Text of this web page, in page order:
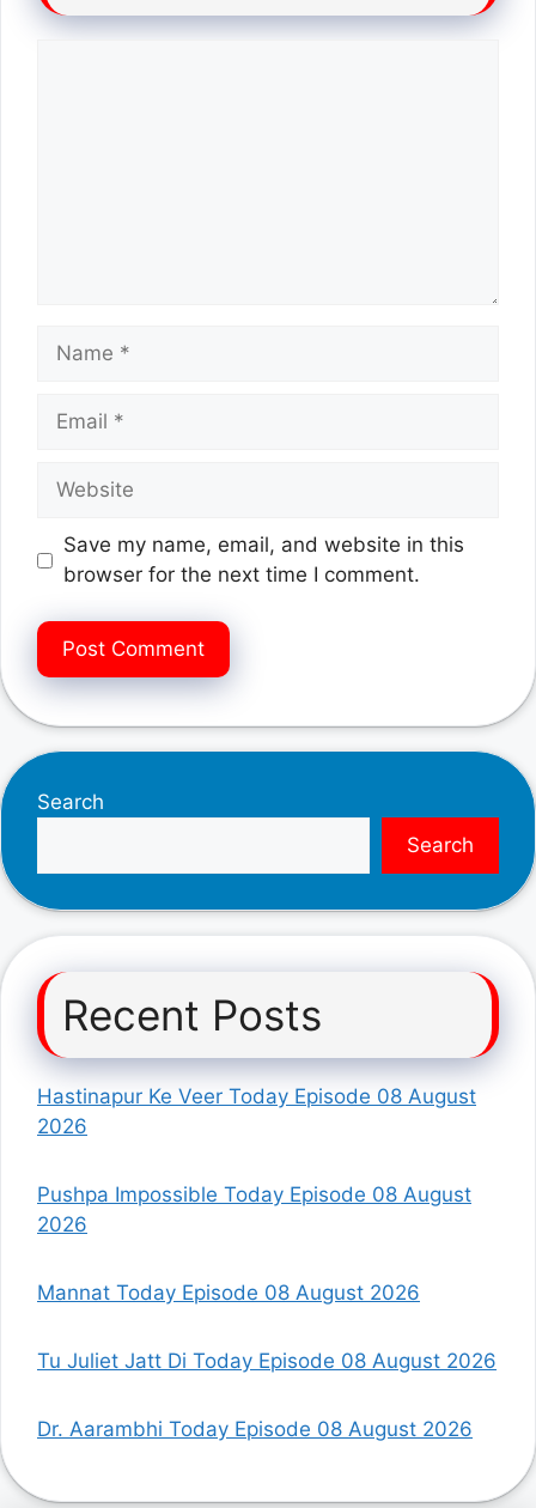
Name
Email
Website
Save my name, email, and website in this
browser for the next time I comment.
Search
Search
Recent Posts
Hastinapur Ke Veer Today Episode 08 August
2026
Pushpa Impossible Today Episode 08 August
2026
Mannat Today Episode 08 August 2026
Tu Juliet Jatt Di Today Episode 08 August 2026
Dr. Aarambhi Today Episode 08 August 2026